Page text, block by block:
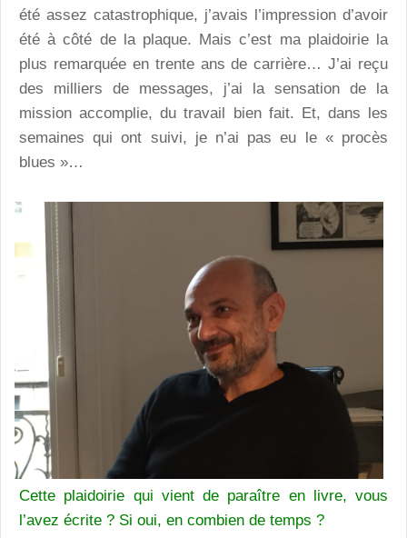
été assez catastrophique, j’avais l’impression d’avoir
été à côté de la plaque. Mais c’est ma plaidoirie la
plus remarquée en trente ans de carrière… J’ai reçu
des milliers de messages, j’ai la sensation de la
mission accomplie, du travail bien fait. Et, dans les
semaines qui ont suivi, je n’ai pas eu le « procès
blues »…
Cette plaidoirie qui vient de paraître en livre, vous
l’avez écrite ? Si oui, en combien de temps ?